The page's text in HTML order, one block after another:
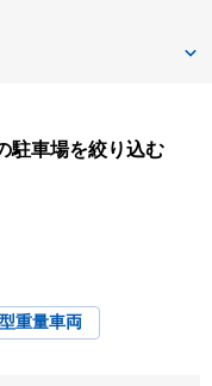
都島区
駐車場を絞り込む
重量車両